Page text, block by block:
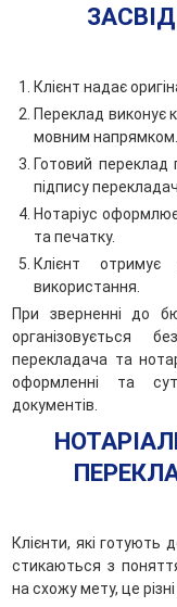
Клієнт надає
Переклад виконує
мовним напрямком.
Готовий переклад
підпису
Нотаріус
та печатку.
Клієнт отримує
використання.
При зверненні до
організовується
перекладача та
оформленні та
документів.
Клієнти, які
стикаються з
на схожу мету, це